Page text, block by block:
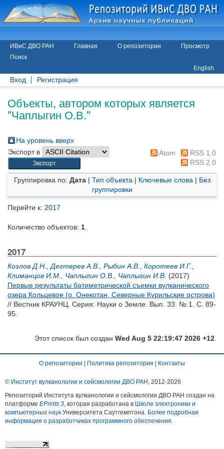
ИВиС ДВО РАН Главная О репозитории
Просмотр
Поиск
English
Вход Регистрация
Объекты, автором которых является
"Чаплыгин О.В."
На уровень вверх
Экспорт в
Atom
RSS 1.0
RSS 2.0
Группировка по: Дата| Тип объекта | Ключевые слова | Без
группировки
Перейти к: 2017
Количество объектов: 1
2017
Козлов Д.Н. Дегтерев А.В. Рыбин А.В. Коротеев И.Г.
Климанцов И.М.
Чаплыгин О.В. Чаплыгин И.В. (2017)
Первые результаты батиметрической съемки вулканического
озера Кольцевое (о. Онекотан, Северные Курильские острова)
// Вестник КРАУНЦ. Серия: Науки о Земле. Вып. 33. № 1. С. 89-
95.
Этот список был создан Wed Aug 5 22:19:47 2026 +12
О репозитории Политика репозитория Контакты
© Институт вулканологии и сейсмологии ДВО РАН , 2012-2026
Репозиторий Института вулканологии и сейсмологии ДВО РАН создан на
платформе EPrints 3, которая разработана в Школе электроники и
компьютерных наук Университета Саутгемптона. Более подробная
информация о разработчиках программного обеспечения.